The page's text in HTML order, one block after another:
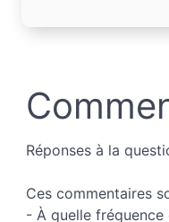
Réponses à la
Ces commentaires
- À quelle